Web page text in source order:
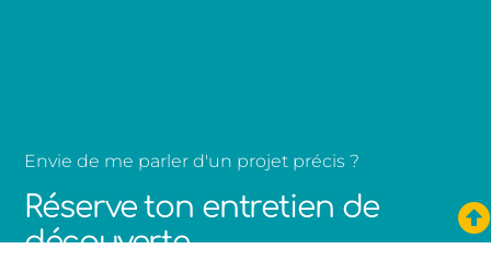
Envie de me parler d'un projet précis ?
Réserve ton entretien de
découverte